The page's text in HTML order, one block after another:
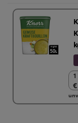
6